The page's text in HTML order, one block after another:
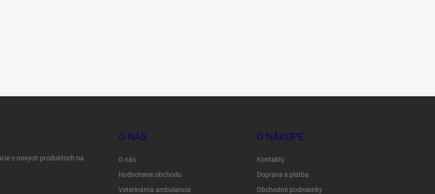
o nových produktoch na
O NÁS
O nás
Hodnotenie obchodu
Veterinárna ambulancia
O NÁKUPE
Kontakty
Doprava a platba
Obchodné podmienky